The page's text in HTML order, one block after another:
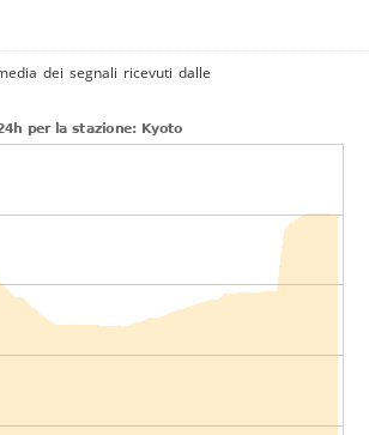
dei segnali ricevuti dalle